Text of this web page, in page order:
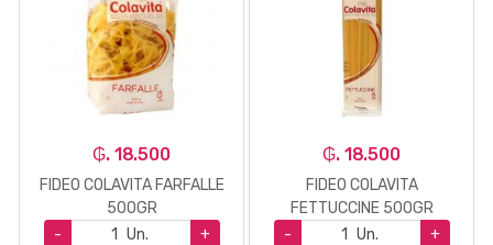
₲. 18.500
FIDEO COLAVITA FARFALLE
500GR
-
Un. +
₲. 18.500
FIDEO COLAVITA
FETTUCCINE 500GR
-
Un. +